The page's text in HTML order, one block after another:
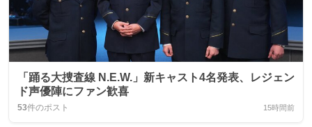
「踊る大捜査線 N.E.W.」新キャスト4名発表、レジェン
ド声優陣にファン歓喜
53件のポスト 15時間前